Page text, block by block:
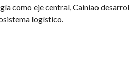
como eje central, Cainiao
logístico.